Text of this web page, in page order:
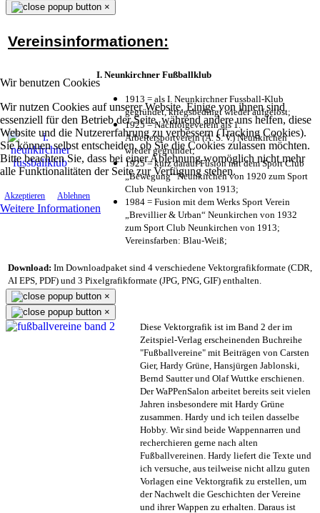
Wir benutzen Cookies
Wir nutzen Cookies auf unserer Website. Einige von ihnen sind
essenziell für den Betrieb der Seite, während andere uns helfen, diese
Website und die Nutzererfahrung zu verbessern (Tracking Cookies).
Sie können selbst entscheiden, ob Sie die Cookies zulassen möchten.
Bitte beachten Sie, dass bei einer Ablehnung womöglich nicht mehr
alle Funktionalitäten der Seite zur Verfügung stehen.
Akzeptieren Ablehnen
Weitere Informationen
×
Vereinsinformationen:
I. Neunkirchner Fußballklub
1913 = als I. Neunkirchner Fussball-Klub
gegründet, kriegsbedingt wieder aufgelöst;
1925 = Nachfolgeverein als 1.
Arbeitersportverein (A. S. V.) Neunkirchen
wieder gegründet;
1925 = kurz darauf Fusion mit dem Sport Club
„Bewegung“ Neunkirchen von 1920 zum Sport
Club Neunkirchen von 1913;
1984 = Fusion mit dem Werks Sport Verein
„Brevillier & Urban“ Neunkirchen von 1932
zum Sport Club Neunkirchen von 1913;
Vereinsfarben: Blau-Weiß;
Download: Im Downloadpaket sind 4 verschiedene Vektorgrafikformate (CDR,
AI EPS, PDF) und 3 Pixelgrafikformate (JPG, PNG, GIF) enthalten.
×
×
Diese Vektorgrafik ist im Band 2 der im
Zeitspiel-Verlag erscheinenden Buchreihe
"Fußballvereine" mit Beiträgen von Carsten
Gier, Hardy Grüne, Hansjürgen Jablonski,
Bernd Sautter und Olaf Wuttke erschienen.
Der WaPPenSalon arbeitet bereits seit vielen
Jahren insbesondere mit Hardy Grüne
zusammen. Hardy und ich teilen dasselbe
Hobby. Wir sind beide Wappennarren und
recherchieren gerne nach alten
Fußballvereinen. Hardy liefert die Texte und
ich versuche, aus teilweise nicht allzu guten
Vorlagen eine Vektorgrafik zu erstellen, um
der Nachwelt die Geschichten der Vereine
und ihrer Wappen zu erhalten. Daraus ist